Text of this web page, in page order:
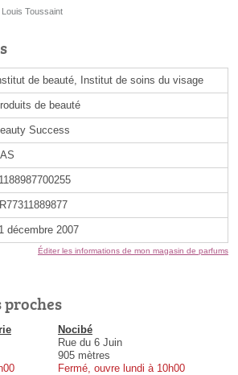
Toussaint
de beauté, Institut de soins du visage
de beauté
Success
décembre 2007
Éditer les informations de mon magasin de parfums
Nocibé
Rue du 6 Juin
905 mètres
Fermé, ouvre lundi à 10h00